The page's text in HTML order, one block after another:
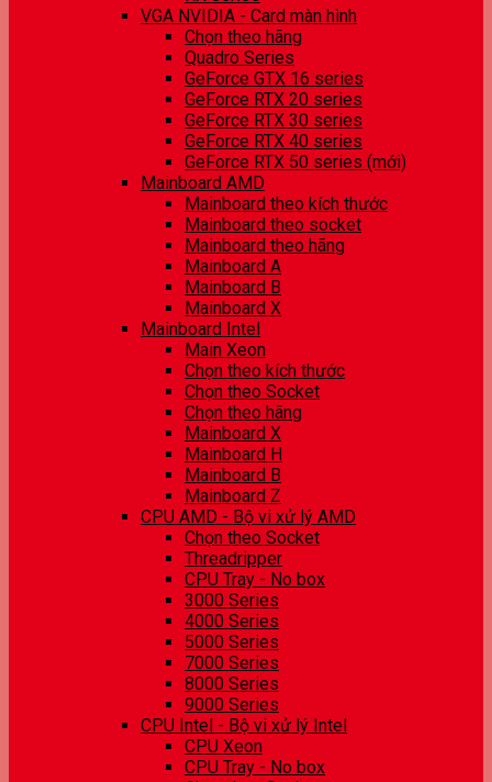
VGA NVIDIA - Card màn hình
Chọn theo hãng
Quadro Series
GeForce GTX 16 series
GeForce RTX 20 series
GeForce RTX 30 series
GeForce RTX 40 series
GeForce RTX 50 series (mới)
Mainboard AMD
Mainboard theo kích thước
Mainboard theo socket
Mainboard theo hãng
Mainboard A
Mainboard B
Mainboard X
Mainboard Intel
Main Xeon
Chọn theo kích thước
Chọn theo Socket
Chọn theo hãng
Mainboard X
Mainboard H
Mainboard B
Mainboard Z
CPU AMD - Bộ vi xử lý AMD
Chọn theo Socket
Threadripper
CPU Tray - No box
3000 Series
4000 Series
5000 Series
7000 Series
8000 Series
9000 Series
CPU Intel - Bộ vi xử lý Intel
CPU Xeon
CPU Tray - No box